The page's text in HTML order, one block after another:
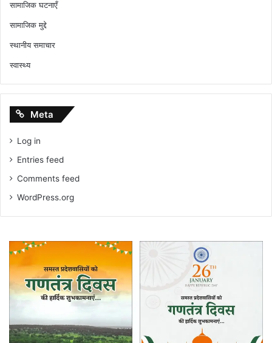
सामाजिक घटनाएँ
सामाजिक मुद्दे
स्थानीय समाचार
स्वास्थ्य
Meta
Log in
Entries feed
Comments feed
WordPress.org